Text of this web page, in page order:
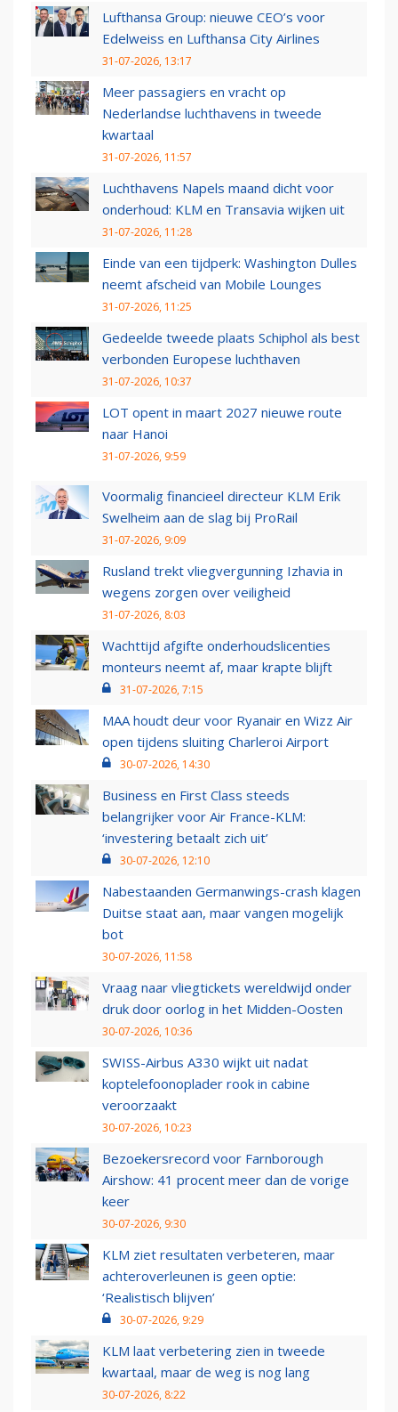
Lufthansa Group: nieuwe CEO’s voor
Edelweiss en Lufthansa City Airlines
31-07-2026, 13:17
Meer passagiers en vracht op
Nederlandse luchthavens in tweede
kwartaal
31-07-2026, 11:57
Luchthavens Napels maand dicht voor
onderhoud: KLM en Transavia wijken uit
31-07-2026, 11:28
Einde van een tijdperk: Washington Dulles
neemt afscheid van Mobile Lounges
31-07-2026, 11:25
Gedeelde tweede plaats Schiphol als best
verbonden Europese luchthaven
31-07-2026, 10:37
LOT opent in maart 2027 nieuwe route
naar Hanoi
31-07-2026, 9:59
Voormalig financieel directeur KLM Erik
Swelheim aan de slag bij ProRail
31-07-2026, 9:09
Rusland trekt vliegvergunning Izhavia in
wegens zorgen over veiligheid
31-07-2026, 8:03
Wachttijd afgifte onderhoudslicenties
monteurs neemt af, maar krapte blijft
31-07-2026, 7:15
MAA houdt deur voor Ryanair en Wizz Air
open tijdens sluiting Charleroi Airport
30-07-2026, 14:30
Business en First Class steeds
belangrijker voor Air France-KLM:
‘investering betaalt zich uit’
30-07-2026, 12:10
Nabestaanden Germanwings-crash klagen
Duitse staat aan, maar vangen mogelijk
bot
30-07-2026, 11:58
Vraag naar vliegtickets wereldwijd onder
druk door oorlog in het Midden-Oosten
30-07-2026, 10:36
SWISS-Airbus A330 wijkt uit nadat
koptelefoonoplader rook in cabine
veroorzaakt
30-07-2026, 10:23
Bezoekersrecord voor Farnborough
Airshow: 41 procent meer dan de vorige
keer
30-07-2026, 9:30
KLM ziet resultaten verbeteren, maar
achteroverleunen is geen optie:
‘Realistisch blijven’
30-07-2026, 9:29
KLM laat verbetering zien in tweede
kwartaal, maar de weg is nog lang
30-07-2026, 8:22